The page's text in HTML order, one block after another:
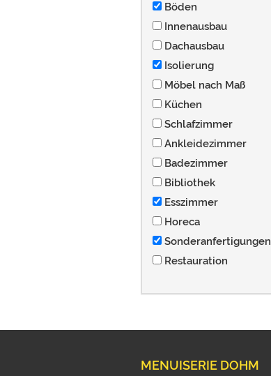
Böden
Innenausbau
Dachausbau
Isolierung
Möbel nach Maß
Küchen
Schlafzimmer
Ankleidezimmer
Badezimmer
Bibliothek
Esszimmer
Horeca
Sonderanfertigungen
Restauration
MENUISERIE DOHM